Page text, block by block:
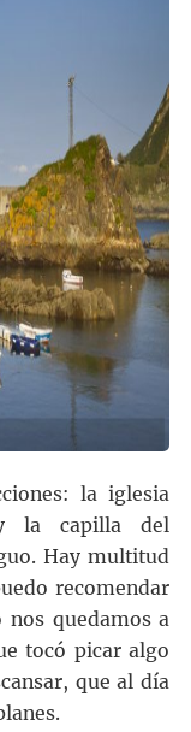
la iglesia
la capilla del
Hay multitud
recomendar
nos quedamos a
tocó picar algo
que al día